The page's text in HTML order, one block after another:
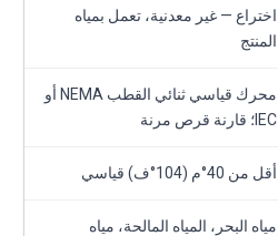
اختراع — غير معدنية، تعمل بمياه
المنتج
محرك قياسي ثنائي القطب NEMA أو
IEC؛ قارنة قرص مرنة
أقل من 40°م (104°ف) قياسي
مياه البحر، المياه المالحة، مياه